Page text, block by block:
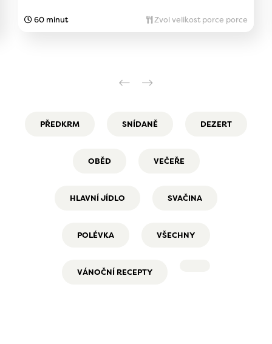
60 minut Zvol velikost porce porce
PŘEDKRM SNÍDANĚ DEZERT
OBĚD VEČEŘE
HLAVNÍ JÍDLO SVAČINA
POLÉVKA VŠECHNY
VÁNOČNÍ RECEPTY